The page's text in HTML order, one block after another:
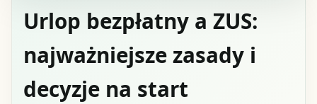
Urlop bezpłatny a ZUS:
najważniejsze zasady i
decyzje na start